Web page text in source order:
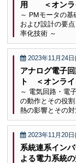
用 ＜オンラ
～ PMモータの
および設計の要
率化技術 ～
2023年11月24日
アナログ電子
ト ＜オンライ
～ 電気回路・電
の動作とその役
熱の影響とその対
2023年11月20日
系統連系イン
よる電力系統